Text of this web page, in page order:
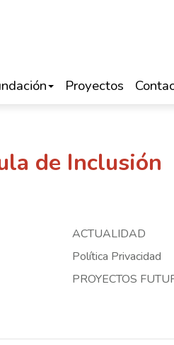
Proyectos
de Inclusión
ACTUALIDAD
Política Privacidad
PROYECTOS